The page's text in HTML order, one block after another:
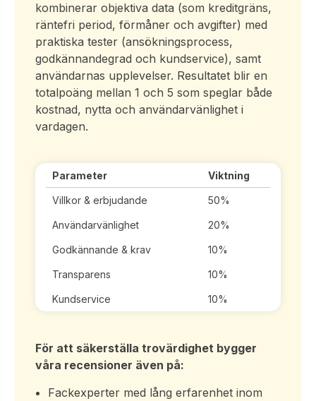
kombinerar objektiva data (som kreditgräns,
räntefri period, förmåner och avgifter) med
praktiska tester (ansökningsprocess,
godkännandegrad och kundservice), samt
användarnas upplevelser. Resultatet blir en
totalpoäng mellan 1 och 5 som speglar både
kostnad, nytta och användarvänlighet i
vardagen.
Parameter Viktning
Villkor & erbjudande 50%
Användarvänlighet 20%
Godkännande & krav 10%
Transparens 10%
Kundservice 10%
För att säkerställa trovärdighet bygger
våra recensioner även på:
Fackexperter med lång erfarenhet inom